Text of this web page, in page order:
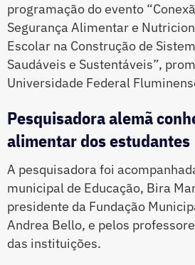
programação do evento
Segurança Alimentar e
Escolar na Construção de
Saudáveis e Sustentáveis”,
Universidade Federal
Pesquisadora alemã
alimentar dos estudantes
A pesquisadora foi
municipal de Educação, Bira
presidente da Fundação
Andrea Bello, e pelos
das instituições.